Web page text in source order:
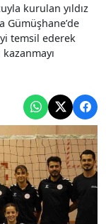
kurulan yıldız
Gümüşhane’de
temsil ederek